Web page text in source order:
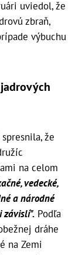
uviedol, že
zbraň,
výbuchu
že
na celom
vedecké,
a národné
závislí". Podľa
dráhe
na Zemi